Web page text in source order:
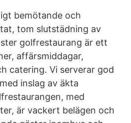
bemötande och
tom slutstädning av
golfrestaurang är ett
affärsmiddagar,
catering. Vi serverar god
inslag av äkta
med
är vackert belägen och